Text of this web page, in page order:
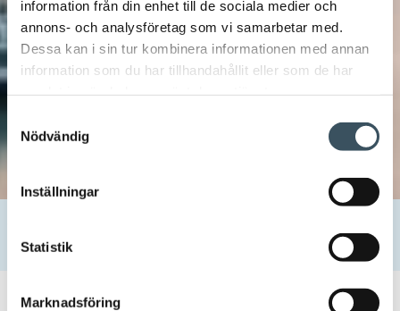
information från din enhet till de sociala medier och
annons- och analysföretag som vi samarbetar med.
Dessa kan i sin tur kombinera informationen med annan
information som du har tillhandahållit eller som de har
Nödvändig
Inställningar
Statistik
Marknadsföring
Verksamhet, strategi och värderingar